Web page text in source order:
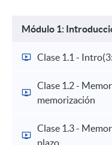
Módulo 1:
Clase 1.1 - Intro
Clase 1.2 -
memorización
Clase 1.3 -
plazo